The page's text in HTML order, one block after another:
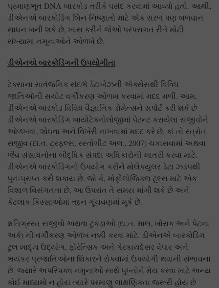
પ્રમાણભૂત DNA બારકોડ તરીકે પસંદ કરવામાં આવ્યો હતો. આથી,
ડીએનએ બારકોડિંગ બિન-નિષ્ણાતો માટે એક સરળ પણ બળવાન
સાધન બની શકે છે, ખાસ કરીને જેઓ પરંપરાગત રીતે મોટી
સંખ્યામાં નમૂનાઓને ઓળખે છે.
ડીએનએ બારકોડિંગની ઉપયોગીતા
ટેક્સાના સાર્વજનિક સંદર્ભ ડેટાબેઝની ઍક્સેસથી વિવિધ
જાતિઓની સચોટ વર્ગીકરણ ઓળખ કરવામાં મદદ મળી. આમ,
ડીએનએ બારકોડ વિવિધ વૈજ્ઞાનિક ડોમેન્સને સપોર્ટ કરી શકે છે
ડીએનએ બારકોડિંગ બાયોટેક્નોલોજીમાં પેટન્ટ કરાયેલા સજીવોને
ઓળખવા, શોધવા અને વિખેરી નાખવામાં મદદ કરે છે, કાં તો સ્ત્રોત
સજીવ (દા.ત. ટ્રફલ્સ, રસ્તોગીટ અલ., 2007) ચકાસવામાં અથવા
જૈવ સંસાધનોના બૌદ્ધિક સંપદા અધિકારોની ખાતરી કરવા માટે.
ડીએનએ બારકોડિંગનો ઉપયોગ કરીને મોલેક્યુલર ડેટા ઝડપથી
પુનઃપ્રાપ્ત કરી શકાય છે. જો કે, મોર્ફોલોજિકલ ટૂલ્સ માટે એક
વિશાળ વિસંગતતા છે, આ ઉપરાંત તે સમય માંગી શકે છે અને
કેટલાક કિસ્સાઓમાં તદ્દન ગૂંચવણમાં મૂકે છે.
ક્ષતિગ્રસ્ત સજીવો અથવા ટુકડાઓ (દા.ત. માલ, ખોરાક અને પેટના
અર્ક) ની વર્ગીકરણ ઓળખ નક્કી કરવા માટે. ડીએનએ બારકોડિંગ
ટૂલ ખાદ્ય ઉદ્યોગ, ફોરેન્સિક અને ગેરકાયદેસર વેપાર અને
ભયંકર પ્રજાતિઓના શિકારને રોકવામાં ઉપયોગી થવાની સંભાવના
છે. જ્યારે અપરિપક્વ નમુનાઓ સાથે પુખ્તોને મેચ કરવા માટે અન્ય
કોઈ માધ્યમો ન હોય ત્યારે પરમાણુ લાક્ષણિકતા જરૂરી હોય છે